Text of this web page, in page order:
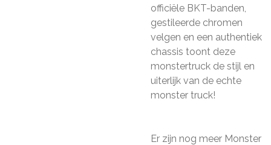
officiële BKT-banden,
gestileerde chromen
velgen en een authentiek
chassis toont deze
monstertruck de stijl en
uiterlijk van de echte
monster truck!
Er zijn nog meer Monster